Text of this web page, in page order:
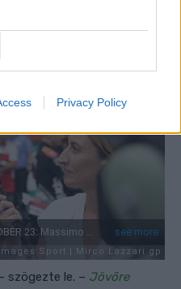
Privacy Policy
szögezte le. – Jövőre